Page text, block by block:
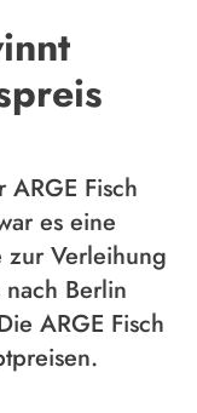
Fisch
es eine
zur Verleihung
nach Berlin
ARGE Fisch